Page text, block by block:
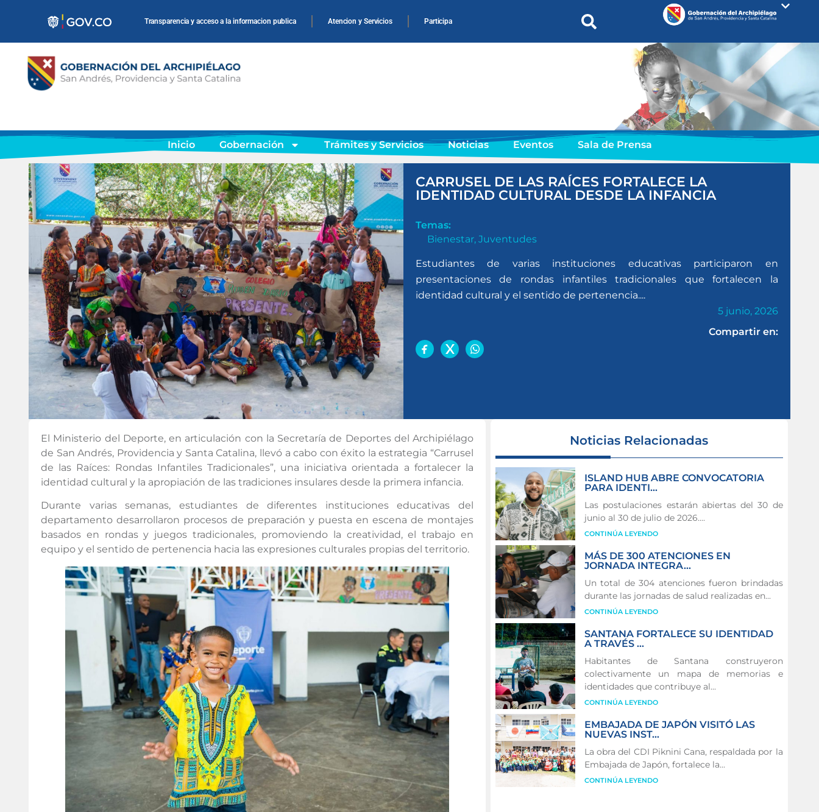
Transparencia y acceso a la informacion publica Atencion y Servicios Participa
Inicio Gobernación Trámites y Servicios Noticias Eventos Sala de Prensa
CARRUSEL DE LAS RAÍCES FORTALECE LA
IDENTIDAD CULTURAL DESDE LA INFANCIA
Temas:
Bienestar, Juventudes
Estudiantes de varias instituciones educativas participaron en
presentaciones de rondas infantiles tradicionales que fortalecen la
identidad cultural y el sentido de pertenencia....
5 junio, 2026
Compartir en:
El Ministerio del Deporte, en articulación con la Secretaría de Deportes del Archipiélago
de San Andrés, Providencia y Santa Catalina, llevó a cabo con éxito la estrategia “Carrusel
de las Raíces: Rondas Infantiles Tradicionales”, una iniciativa orientada a fortalecer la
identidad cultural y la apropiación de las tradiciones insulares desde la primera infancia.
Durante varias semanas, estudiantes de diferentes instituciones educativas del
departamento desarrollaron procesos de preparación y puesta en escena de montajes
basados en rondas y juegos tradicionales, promoviendo la creatividad, el trabajo en
equipo y el sentido de pertenencia hacia las expresiones culturales propias del territorio.
Noticias Relacionadas
ISLAND HUB ABRE CONVOCATORIA
PARA IDENTI...
Las postulaciones estarán abiertas del 30 de
junio al 30 de julio de 2026....
CONTINÚA LEYENDO
MÁS DE 300 ATENCIONES EN
JORNADA INTEGRA...
Un total de 304 atenciones fueron brindadas
durante las jornadas de salud realizadas en...
CONTINÚA LEYENDO
SANTANA FORTALECE SU IDENTIDAD
A TRAVÉS ...
Habitantes de Santana construyeron
colectivamente un mapa de memorias e
identidades que contribuye al...
CONTINÚA LEYENDO
EMBAJADA DE JAPÓN VISITÓ LAS
NUEVAS INST...
La obra del CDI Piknini Cana, respaldada por la
Embajada de Japón, fortalece la...
CONTINÚA LEYENDO